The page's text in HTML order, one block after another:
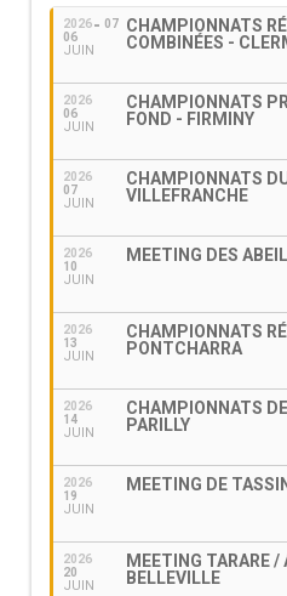
2026
06
JUIN
07
CHAMPIONNATS
COMBINÉES -
2026
06
JUIN
CHAMPIONNATS
FOND - FIRMINY
2026
07
JUIN
CHAMPIONNATS
VILLEFRANCHE
2026
10
JUIN
MEETING DES
2026
13
JUIN
CHAMPIONNATS
PONTCHARRA
2026
14
JUIN
CHAMPIONNATS
PARILLY
2026
19
JUIN
MEETING DE TASSIN
2026
20
JUIN
MEETING TARARE /
BELLEVILLE